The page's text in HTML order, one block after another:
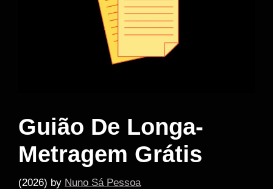
Guião De Longa-
Metragem Grátis
(2026) by Nuno Sá Pessoa